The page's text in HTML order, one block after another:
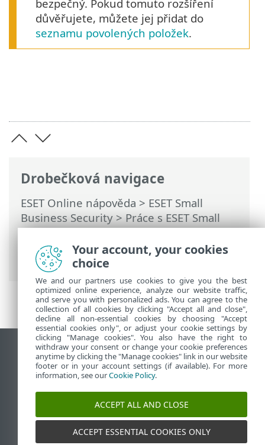
Drobečková navigace
ESET Online nápověda > ESET Small
Business Security>Práce s ESET Small
Business Security>Rozšířená nastavení
Ochrany>Ochrana prohlížeče>
Rámeček prohlížeče
bezpečný. Pokud tomuto rozšíření
důvěřujete, můžete jej přidat do
seznamu povolených položek.
Zobrazit verzi pro počítač
End of Life
ESET Databáze znalostí
ESET Forum
ESET Status Portal
Regionální podpora
Your account, your cookies
choice
We and our partners use cookies to give you the best
optimized online experience, analyze our website traffic,
and serve you with personalized ads. You can agree to the
collection of all cookies by clicking "Accept all and close",
decline all non-essential cookies by choosing "Accept
essential cookies only", or adjust your cookie settings by
clicking "Manage cookies". You also have the right to
withdraw your consent or change your cookie preferences
anytime by clicking the "Manage cookies" link in our website
footer or in your account settings (if available). For more
information, see ourCookie Policy.
ACCEPT ALL AND CLOSE
ACCEPT ESSENTIAL COOKIES ONLY